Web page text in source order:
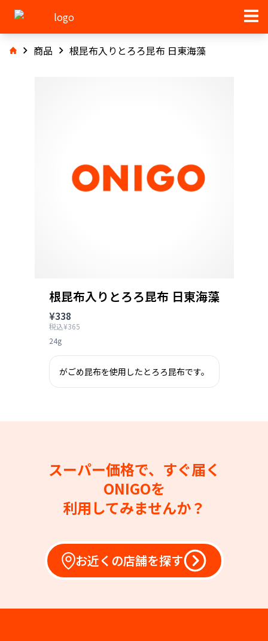
商品 根昆布入りとろろ昆布 日東海藻
根昆布入りとろろ昆布 日東海藻
¥338
税込¥365
24g
がごめ昆布を使用したとろろ昆布です。
スーパー価格で、すぐ届く
ONIGOを
利用してみませんか？
お近くの店舗を探す